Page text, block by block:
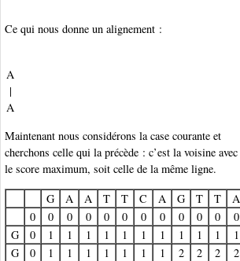
Ce qui nous donne un alignement :
A
|
A
Maintenant nous considérons la case courante et
cherchons celle qui la précède : c’est la voisine avec
le score maximum, soit celle de la même ligne.
G
A A T T C A G T T
A
0
0 0 0 0 0 0 0 0 0 0
0
G
0 1 1 1 1 1 1 1 1 1 1
1
G
0 1 1 1 1 1 1 1 2 2 2
2